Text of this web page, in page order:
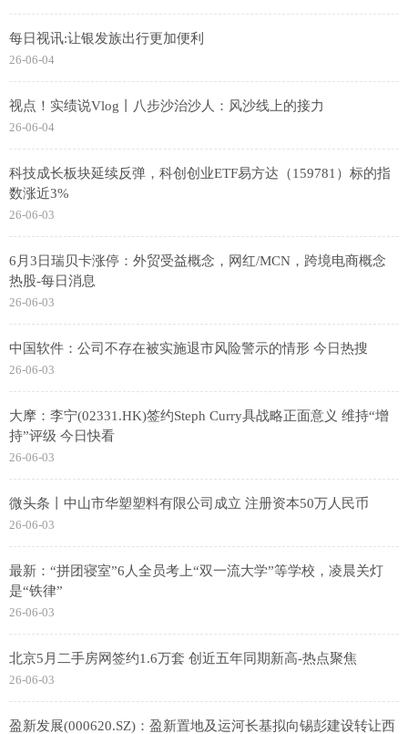
每日视讯:让银发族出行更加便利
26-06-04
视点！实绩说Vlog丨八步沙治沙人：风沙线上的接力
26-06-04
科技成长板块延续反弹，科创创业ETF易方达（159781）标的指
数涨近3%
26-06-03
6月3日瑞贝卡涨停：外贸受益概念，网红/MCN，跨境电商概念
热股-每日消息
26-06-03
中国软件：公司不存在被实施退市风险警示的情形 今日热搜
26-06-03
大摩：李宁(02331.HK)签约Steph Curry具战略正面意义 维持“增
持”评级 今日快看
26-06-03
微头条丨中山市华塑塑料有限公司成立 注册资本50万人民币
26-06-03
最新：“拼团寝室”6人全员考上“双一流大学”等学校，凌晨关灯
是“铁律”
26-06-03
北京5月二手房网签约1.6万套 创近五年同期新高-热点聚焦
26-06-03
盈新发展(000620.SZ)：盈新置地及运河长基拟向锡彭建设转让西